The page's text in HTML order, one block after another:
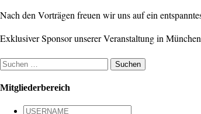
Nach den Vorträgen freuen wir uns auf ein
Exklusiver Sponsor unserer Veranstaltung in
Suchen
nach:
Mitgliederbereich